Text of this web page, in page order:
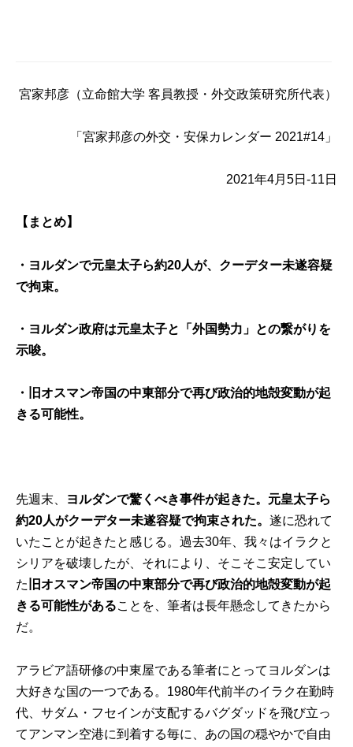
宮家邦彦（立命館大学 客員教授・外交政策研究所代表）
「宮家邦彦の外交・安保カレンダー 2021#14」
2021年4月5日-11日
【まとめ】
・ヨルダンで元皇太子ら約20人が、クーデター未遂容疑
で拘束。
・ヨルダン政府は元皇太子と「外国勢力」との繋がりを
示唆。
・旧オスマン帝国の中東部分で再び政治的地殻変動が起
きる可能性。
先週末、
ヨルダンで驚くべき事件が起きた。元皇太子ら
約20人がクーデター未遂容疑で拘束された。遂に恐れて
いたことが起きたと感じる。過去30年、我々はイラクと
シリアを破壊したが、それにより、そこそこ安定してい
た 旧オスマン帝国の中東部分で再び政治的地殻変動が起
きる可能性があることを、筆者は長年懸念してきたから
だ。
アラビア語研修の中東屋である筆者にとってヨルダンは
大好きな国の一つである。1980年代前半のイラク在勤時
代、サダム・フセインが支配するバグダッドを飛び立っ
てアンマン空港に到着する毎に、あの国の穏やかで自由